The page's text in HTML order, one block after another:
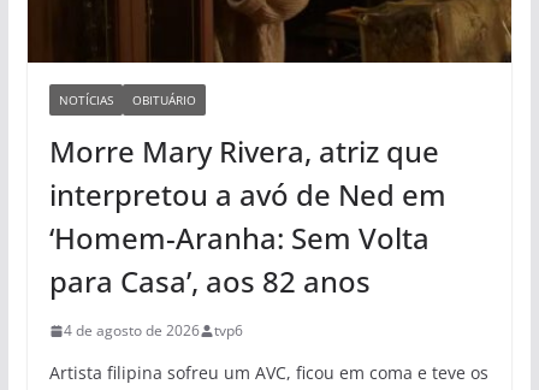
NOTÍCIAS OBITUÁRIO
Morre Mary Rivera, atriz que
interpretou a avó de Ned em
‘Homem-Aranha: Sem Volta
para Casa’, aos 82 anos
4 de agosto de 2026 tvp6
Artista filipina sofreu um AVC, ficou em coma e teve os